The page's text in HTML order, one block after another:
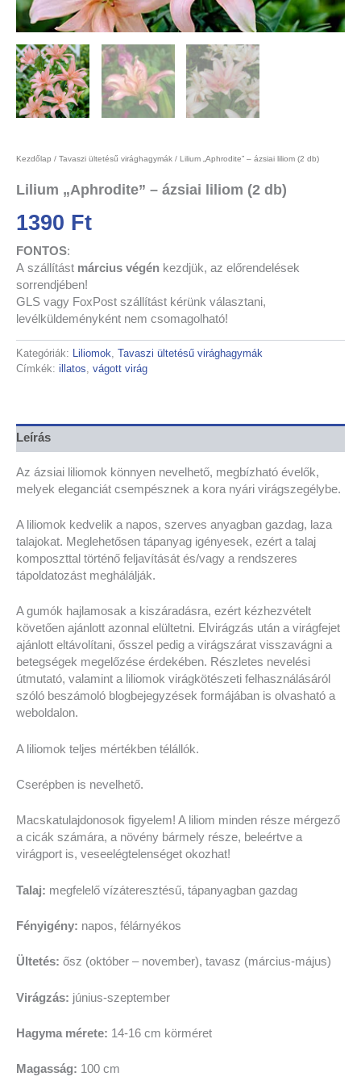
Kezdőlap / Tavaszi ültetésű virághagymák / Lilium „Aphrodite” – ázsiai liliom (2 db)
Lilium „Aphrodite” – ázsiai liliom (2 db)
1390 Ft
FONTOS:
A szállítást március végén kezdjük, az előrendelések
sorrendjében!
GLS vagy FoxPost szállítást kérünk választani,
levélküldeményként nem csomagolható!
Kategóriák: Liliomok, Tavaszi ültetésű virághagymák
Címkék: illatos, vágott virág
Leírás
Az ázsiai liliomok könnyen nevelhető, megbízható évelők,
melyek eleganciát csempésznek a kora nyári virágszegélybe.
A liliomok kedvelik a napos, szerves anyagban gazdag, laza
talajokat. Meglehetősen tápanyag igényesek, ezért a talaj
komposzttal történő feljavítását és/vagy a rendszeres
tápoldatozást meghálálják.
A gumók hajlamosak a kiszáradásra, ezért kézhezvételt
követően ajánlott azonnal elültetni. Elvirágzás után a virágfejet
ajánlott eltávolítani, ősszel pedig a virágszárat visszavágni a
betegségek megelőzése érdekében. Részletes nevelési
útmutató, valamint a liliomok virágkötészeti felhasználásáról
szóló beszámoló blogbejegyzések formájában is olvasható a
weboldalon.
A liliomok teljes mértékben télállók.
Cserépben is nevelhető.
Macskatulajdonosok figyelem! A liliom minden része mérgező
a cicák számára, a növény bármely része, beleértve a
virágport is, veseelégtelenséget okozhat!
Talaj: megfelelő vízáteresztésű, tápanyagban gazdag
Fényigény: napos, félárnyékos
Ültetés: ősz (október – november), tavasz (március-május)
Virágzás: június-szeptember
Hagyma mérete: 14-16 cm körméret
Magasság: 100 cm